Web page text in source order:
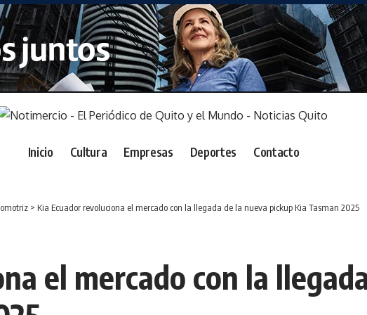
Inicio Cultura Empresas Deportes Contacto
> Kia Ecuador revoluciona el mercado con la llegada de la nueva pickup Kia Tasman 2025
el mercado con la